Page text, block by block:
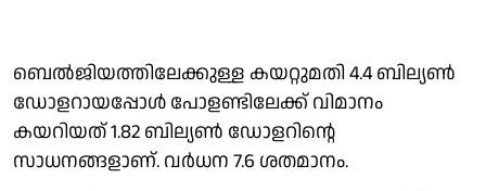
ബെല്‍ജിയത്തിലേക്കുള്ള കയറ്റുമതി 4.4 ബില്യണ്‍
ഡോളറായപ്പോള്‍ പോളണ്ടിലേക്ക് വിമാനം
കയറിയത് 1.82 ബില്യണ്‍ ഡോളറിന്റെ
സാധനങ്ങളാണ്. വര്‍ധന 7.6 ശതമാനം.